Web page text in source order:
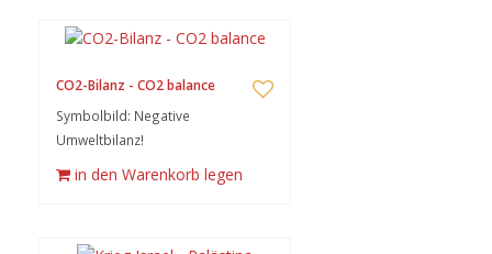
CO2-Bilanz - CO2 balance
Symbolbild: Negative
Umweltbilanz!
in den Warenkorb legen